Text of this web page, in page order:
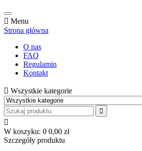
Menu
Strona główna
O nas
FAQ
Regulamin
Kontakt
Wszystkie kategorie
W koszyku: 0 0,00 zł
Szczegóły produktu